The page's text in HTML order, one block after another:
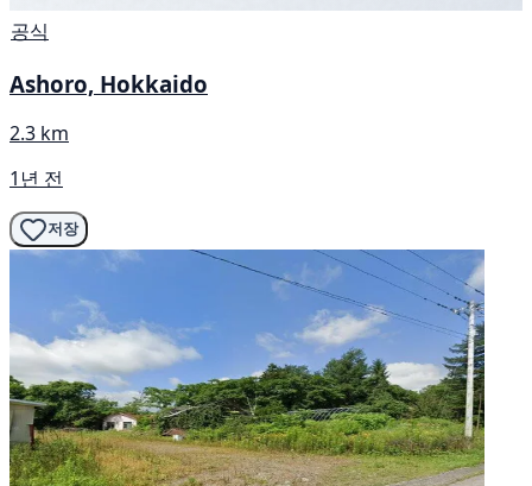
공식
Ashoro, Hokkaido
2.3 km
1년 전
저장